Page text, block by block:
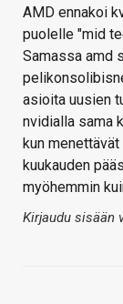
AMD ennakoi
puolelle "mid
Samassa amd
asioita uusien
nvidialla sama
kun
kuukauden
myöhemmin
Kirjaudu sisään